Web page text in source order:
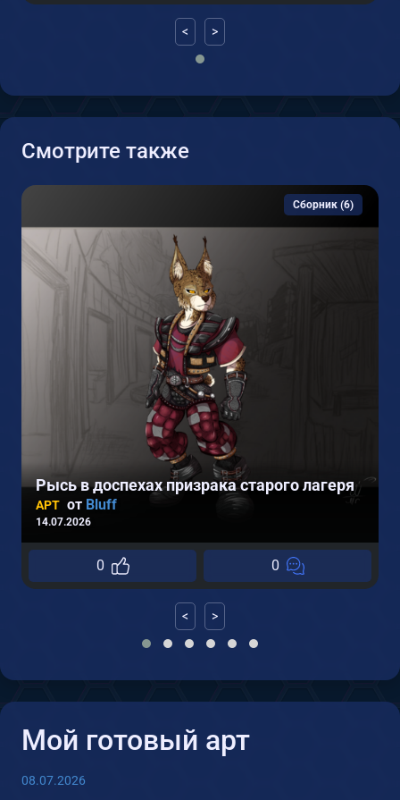
< >
Смотрите также
Рысь в доспехах призрака старого лагеря
АРТ от Bluff
14.07.2026
Сборник (6)
0 0
< >
Мой готовый арт
08.07.2026